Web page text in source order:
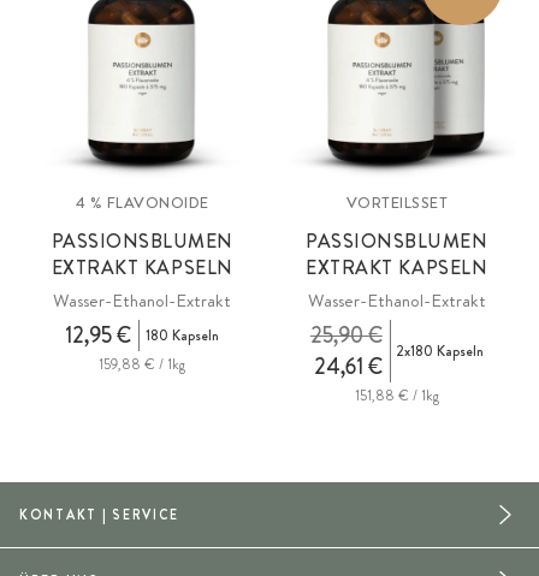
4 % FLAVONOIDE
PASSIONSBLUMEN
EXTRAKT KAPSELN
Wasser-Ethanol-Extrakt
12,95 €
180 Kapseln
159,88 € / 1kg
VORTEILSSET
PASSIONSBLUMEN
EXTRAKT KAPSELN
Wasser-Ethanol-Extrakt
24,61 €
25,90 € 2x180 Kapseln
151,88 € / 1kg
KONTAKT | SERVICE